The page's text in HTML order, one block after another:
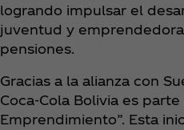
logrando impulsar el
juventud y
pensiones.
Gracias a la alianza con
Coca‑Cola Bolivia es
Emprendimiento”. Esta